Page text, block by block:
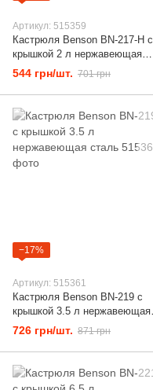
Артикул: 515359
Кастрюля Benson BN-217-Н с
крышкой 2 л нержавеющая
сталь
544 грн/шт. 701 грн
−17%
Артикул: 515361
Кастрюля Benson BN-219 с
крышкой 3.5 л нержавеющая
сталь
726 грн/шт. 871 грн